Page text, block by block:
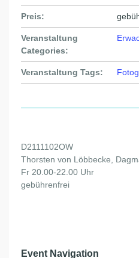
Preis:
Veranstaltung
Categories:
Veranstaltung Tags:
D2111102OW
Thorsten von Löbbecke,
Fr 20.00-22.00 Uhr
gebührenfrei
Event Navigation